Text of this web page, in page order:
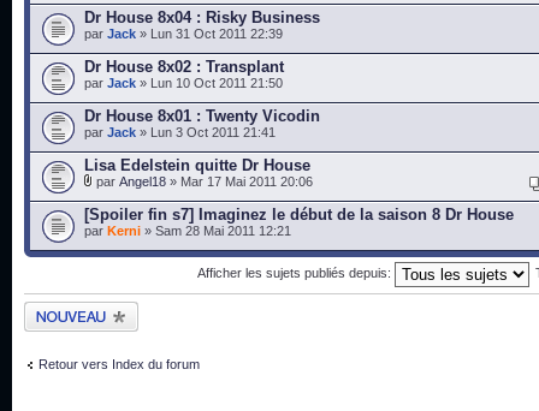
Dr House 8x04 : Risky Business
par Jack » Lun 31 Oct 2011 22:39
Dr House 8x02 : Transplant
par Jack » Lun 10 Oct 2011 21:50
Dr House 8x01 : Twenty Vicodin
par Jack » Lun 3 Oct 2011 21:41
Lisa Edelstein quitte Dr House
par Angel18 » Mar 17 Mai 2011 20:06
[Spoiler fin s7] Imaginez le début de la saison 8 Dr House
par Kerni » Sam 28 Mai 2011 12:21
Afficher les sujets publiés depuis:
Publier un nouveau
sujet
Retour vers Index du forum